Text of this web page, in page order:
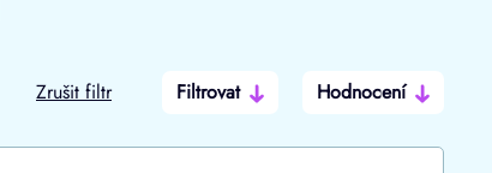
Zrušit filtr Filtrovat
Hodnocení